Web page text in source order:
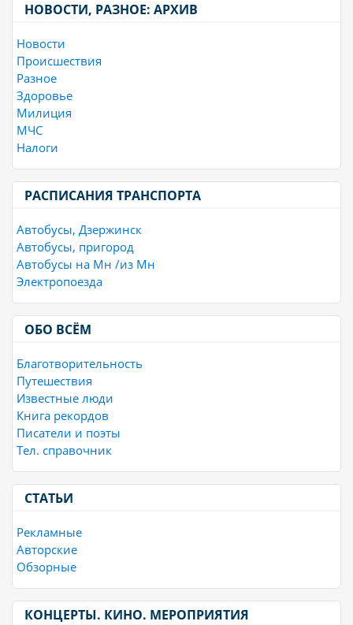
НОВОСТИ, РАЗНОЕ: АРХИВ
Новости
Происшествия
Разное
Здоровье
Милиция
МЧС
Налоги
РАСПИСАНИЯ ТРАНСПОРТА
Автобусы, Дзержинск
Автобусы, пригород
Автобусы на Мн /из Мн
Электропоезда
ОБО ВСЁМ
Благотворительность
Путешествия
Известные люди
Книга рекордов
Писатели и поэты
Тел. справочник
СТАТЬИ
Рекламные
Авторские
Обзорные
КОНЦЕРТЫ. КИНО. МЕРОПРИЯТИЯ